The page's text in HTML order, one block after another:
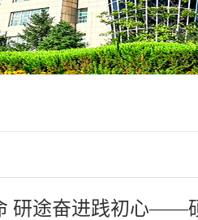
研途奋进践初心——